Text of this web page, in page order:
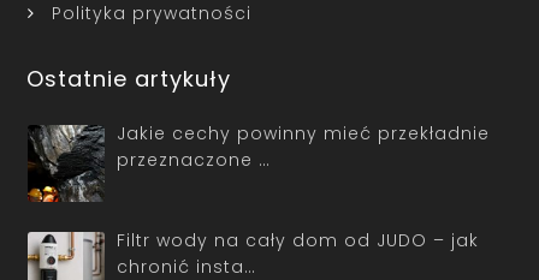
Polityka prywatności
Ostatnie artykuły
Jakie cechy powinny mieć przekładnie
przeznaczone …
Filtr wody na cały dom od JUDO – jak
chronić insta…